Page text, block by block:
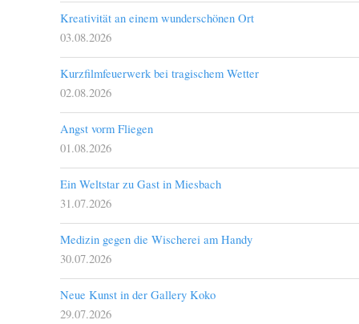
Kreativität an einem wunderschönen Ort
03.08.2026
Kurzfilmfeuerwerk bei tragischem Wetter
02.08.2026
Angst vorm Fliegen
01.08.2026
Ein Weltstar zu Gast in Miesbach
31.07.2026
Medizin gegen die Wischerei am Handy
30.07.2026
Neue Kunst in der Gallery Koko
29.07.2026